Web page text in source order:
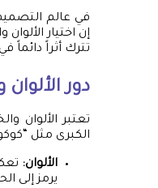
في عالم
إن اختيار
تترك أثراً دائماً
دور
تعتبر الألوان
الكبرى مثل
الألوان:
يرمز إلى